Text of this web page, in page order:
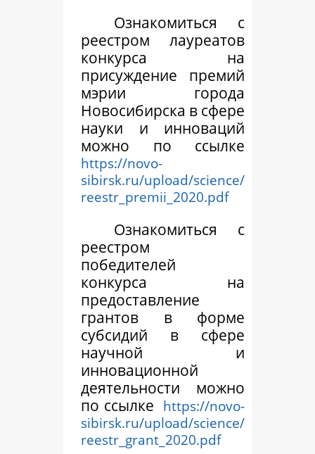
Ознакомиться с
реестром лауреатов
конкурса на
присуждение премий
мэрии города
Новосибирска в сфере
науки и инноваций
можно по ссылке
https://novo-
sibirsk.ru/upload/science/
reestr_premii_2020.pdf
Ознакомиться с
реестром
победителей
конкурса на
предоставление
грантов в форме
субсидий в сфере
научной и
инновационной
деятельности можно
по ссылке https://novo-
sibirsk.ru/upload/science/
reestr_grant_2020.pdf